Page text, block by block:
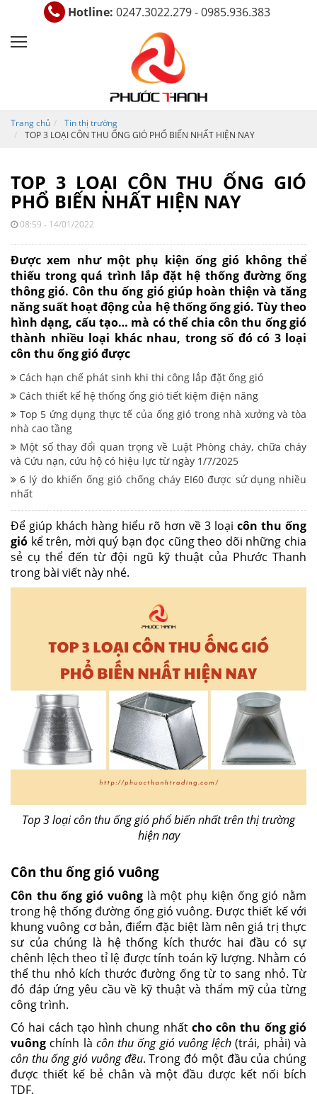
Hotline: 0247.3022.279 - 0985.936.383
Trang chủ
Tin thị trường
TOP 3 LOẠI CÔN THU ỐNG GIÓ PHỔ BIẾN NHẤT HIỆN NAY
TOP 3 LOẠI CÔN THU ỐNG GIÓ
PHỔ BIẾN NHẤT HIỆN NAY
08:59 - 14/01/2022
Được xem như một phụ kiện ống gió không thể
thiếu trong quá trình lắp đặt hệ thống đường ống
thông gió. Côn thu ống giógiúp hoàn thiện và tăng
năng suất hoạt động của hệ thống ống gió. Tùy theo
hình dạng, cấu tạo… mà có thể chia côn thu ống gió
thành nhiều loại khác nhau, trong số đó có 3 loại
côn thu ống gió được
Cách hạn chế phát sinh khi thi công lắp đặt ống gió
Cách thiết kế hệ thống ống gió tiết kiệm điện năng
Top 5 ứng dụng thực tế của ống gió trong nhà xưởng và tòa
nhà cao tầng
Một số thay đổi quan trọng về Luật Phòng cháy, chữa cháy
và Cứu nạn, cứu hộ có hiệu lực từ ngày 1/7/2025
6 lý do khiến ống gió chống cháy EI60 được sử dụng nhiều
nhất
Để giúp khách hàng hiểu rõ hơn về 3 loại côn thu ống
gió kể trên, mời quý bạn đọc cũng theo dõi những chia
sẻ cụ thể đến từ đội ngũ kỹ thuật của Phước Thanh
trong bài viết này nhé.
Top 3 loại côn thu ống gió phổ biến nhất trên thị trường
hiện nay
Côn thu ống gió vuông
Côn thu ống gió vuônglà một phụ kiện ống gió nằm
trong hệ thống đường ống gió vuông. Được thiết kế với
khung vuông cơ bản, điểm đặc biệt làm nên giá trị thực
sư của chúng là hệ thống kích thước hai đầu có sự
chênh lệch theo tỉ lệ được tính toán kỹ lượng. Nhằm có
thể thu nhỏ kích thước đường ống từ to sang nhỏ. Từ
đó đáp ứng yêu cầu về kỹ thuật và thẩm mỹ của từng
công trình.
Có hai cách tạo hình chung nhất cho côn thu ống gió
vuông chính là côn thu ống gió vuông lệch (trái, phải) và
côn thu ống gió vuông đều. Trong đó một đầu của chúng
được thiết kế bẻ chân và một đầu được kết nối bích
TDF.